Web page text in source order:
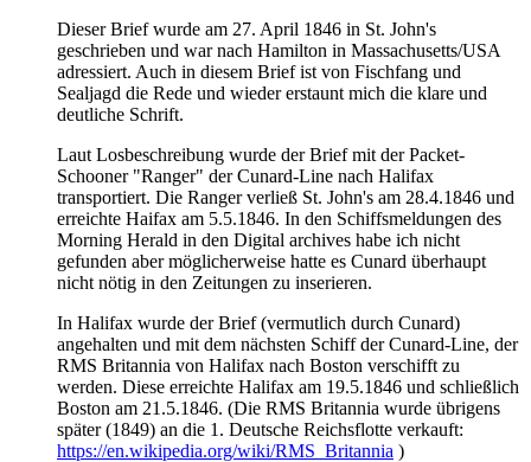
Dieser Brief wurde am 27. April 1846 in St. John's
geschrieben und war nach Hamilton in Massachusetts/USA
adressiert. Auch in diesem Brief ist von Fischfang und
Sealjagd die Rede und wieder erstaunt mich die klare und
deutliche Schrift.
Laut Losbeschreibung wurde der Brief mit der Packet-
Schooner "Ranger" der Cunard-Line nach Halifax
transportiert. Die Ranger verließ St. John's am 28.4.1846 und
erreichte Haifax am 5.5.1846. In den Schiffsmeldungen des
Morning Herald in den Digital archives habe ich nicht
gefunden aber möglicherweise hatte es Cunard überhaupt
nicht nötig in den Zeitungen zu inserieren.
In Halifax wurde der Brief (vermutlich durch Cunard)
angehalten und mit dem nächsten Schiff der Cunard-Line, der
RMS Britannia von Halifax nach Boston verschifft zu
werden. Diese erreichte Halifax am 19.5.1846 und schließlich
Boston am 21.5.1846. (Die RMS Britannia wurde übrigens
später (1849) an die 1. Deutsche Reichsflotte verkauft:
https://en.wikipedia.org/wiki/RMS_Britannia )